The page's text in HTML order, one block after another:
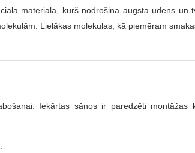
materiāla, kurš nodrošina augsta ūdens un
Lielākas molekulas, kā piemēram
Iekārtas sānos ir paredzēti montāžas